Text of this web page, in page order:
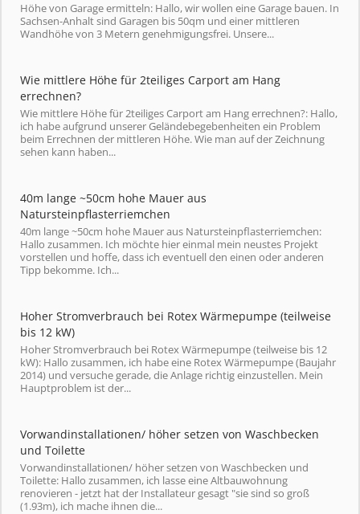
Höhe von Garage ermitteln: Hallo, wir wollen eine Garage bauen. In
Sachsen-Anhalt sind Garagen bis 50qm und einer mittleren
Wandhöhe von 3 Metern genehmigungsfrei. Unsere...
Wie mittlere Höhe für 2teiliges Carport am Hang
errechnen?
Wie mittlere Höhe für 2teiliges Carport am Hang errechnen?: Hallo,
ich habe aufgrund unserer Geländebegebenheiten ein Problem
beim Errechnen der mittleren Höhe. Wie man auf der Zeichnung
sehen kann haben...
40m lange ~50cm hohe Mauer aus
Natursteinpflasterriemchen
40m lange ~50cm hohe Mauer aus Natursteinpflasterriemchen:
Hallo zusammen. Ich möchte hier einmal mein neustes Projekt
vorstellen und hoffe, dass ich eventuell den einen oder anderen
Tipp bekomme. Ich...
Hoher Stromverbrauch bei Rotex Wärmepumpe (teilweise
bis 12 kW)
Hoher Stromverbrauch bei Rotex Wärmepumpe (teilweise bis 12
kW): Hallo zusammen, ich habe eine Rotex Wärmepumpe (Baujahr
2014) und versuche gerade, die Anlage richtig einzustellen. Mein
Hauptproblem ist der...
Vorwandinstallationen/ höher setzen von Waschbecken
und Toilette
Vorwandinstallationen/ höher setzen von Waschbecken und
Toilette: Hallo zusammen, ich lasse eine Altbauwohnung
renovieren - jetzt hat der Installateur gesagt "sie sind so groß
(1.93m), ich mache ihnen die...